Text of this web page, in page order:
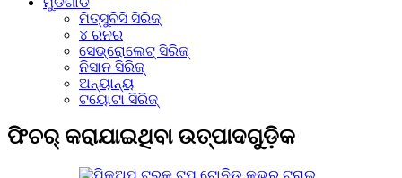
ମିତ୍ସୁବିସି ସିରିଜ୍
୪ ରନର
ସେଭ୍ରୋଲେଟ୍ ସିରିଜ୍
ନିସାନ ସିରିଜ୍
ଅନ୍ୟାନ୍ୟ
ଟୟୋଟା ସିରିଜ୍
ଫିଚର୍ କରାଯାଇଥିବା ଉତ୍ପାଦଗୁଡ଼ିକ